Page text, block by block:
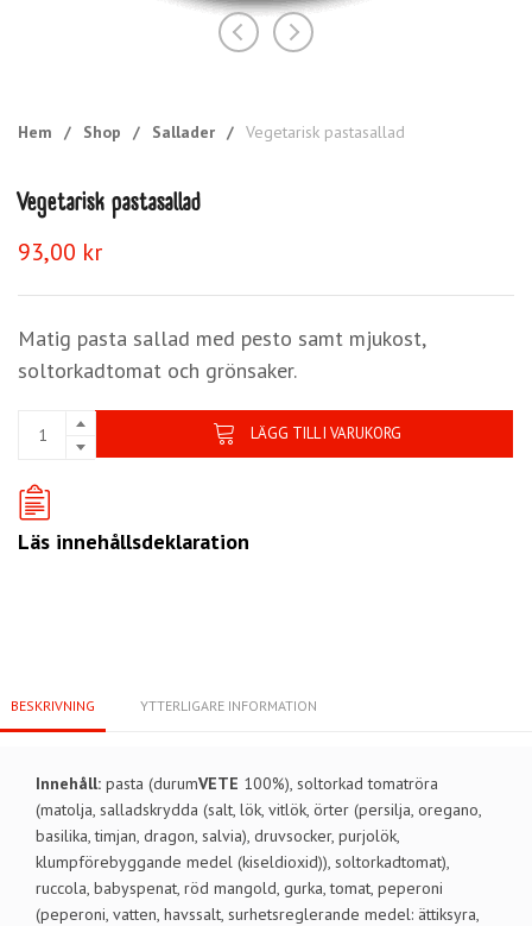
Hem / Shop / Sallader / Vegetarisk pastasallad
Vegetarisk pastasallad
93,00 kr
Matig pasta sallad med pesto samt mjukost,
soltorkadtomat och grönsaker.
LÄGG TILL I VARUKORG
Läs innehållsdeklaration
BESKRIVNING YTTERLIGARE INFORMATION
Innehåll: pasta (durumVETE 100%), soltorkad tomatröra
(matolja, salladskrydda (salt, lök, vitlök, örter (persilja, oregano,
basilika, timjan, dragon, salvia), druvsocker, purjolök,
klumpförebyggande medel (kiseldioxid)), soltorkadtomat),
ruccola, babyspenat, röd mangold, gurka, tomat, peperoni
(peperoni, vatten, havssalt, surhetsreglerande medel: ättiksyra,